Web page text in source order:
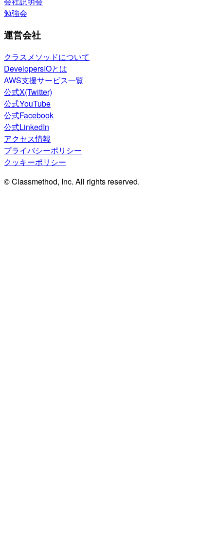
勉強会
運営会社
クラスメソッドについて
DevelopersIOとは
AWS支援サービス一覧
公式X(Twitter)
公式YouTube
公式Facebook
公式LinkedIn
アクセス情報
プライバシーポリシー
クッキーポリシー
© Classmethod, Inc. All rights reserved.